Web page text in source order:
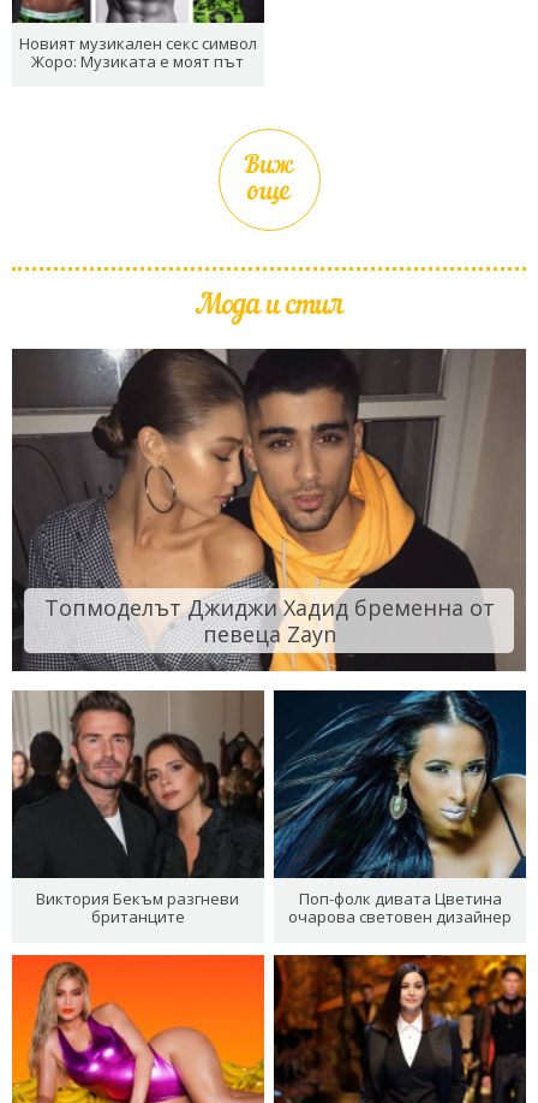
Новият музикален секс символ
Жоро: Музиката е моят път
Виж
още
Мода и стил
Топмоделът Джиджи Хадид бременна от
певеца Zayn
Виктория Бекъм разгневи
британците
Поп-фолк дивата Цветина
очарова световен дизайнер